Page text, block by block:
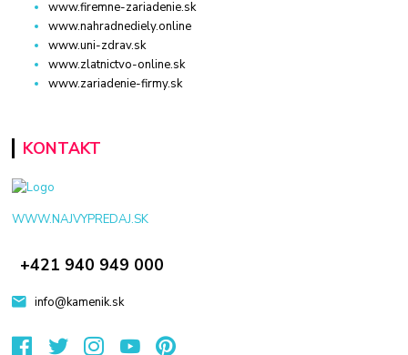
www.firemne-zariadenie.sk
www.nahradnediely.online
www.uni-zdrav.sk
www.zlatnictvo-online.sk
www.zariadenie-firmy.sk
KONTAKT
WWW.NAJVYPREDAJ.SK
+421 940 949 000
info@kamenik.sk